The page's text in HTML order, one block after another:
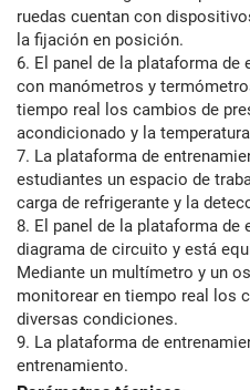
ruedas cuentan con
la fijación en posición.
6. El panel de la plataforma
con manómetros y
tiempo real los cambios de
acondicionado y la
7. La plataforma de
estudiantes un espacio de
carga de refrigerante y la
8. El panel de la plataforma de
diagrama de circuito y está
Mediante un multímetro y un
monitorear en tiempo real los
diversas condiciones.
9. La plataforma de
entrenamiento.